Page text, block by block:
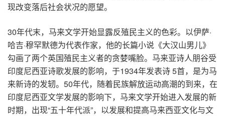
现改变落后社会状况的愿望。
30年代末，马来文学开始显露反殖民主义的色彩。以伊萨·
哈吉·穆罕默德为代表作家，他的长篇小说《大汉山男儿》
勾画了两个英国殖民主义者的贪婪嘴脸。马来亚诗人朋谷受
印度尼西亚诗歌发展的影响，于1934年发表诗 5首，是为马
来新诗的发轫。50年代，随着民族解放运动高潮的到来，在
印度尼西亚文学发展的影响下，马来文学开始进入发展的新
时期，出现“五十年代派”，以发展和提高马来西亚文化与文